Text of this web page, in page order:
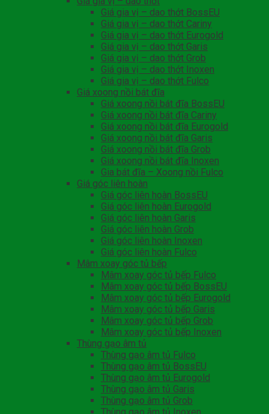
Giá gia vị – dao thớt BossEU
Giá gia vị – dao thớt Cariny
Giá gia vị – dao thớt Eurogold
Giá gia vị – dao thớt Garis
Giá gia vị – dao thớt Grob
Giá gia vị – dao thớt Inoxen
Giá gia vị – dao thớt Fulco
Giá xoong nồi bát đĩa
Giá xoong nồi bát đĩa BossEU
Giá xoong nồi bát đĩa Cariny
Giá xoong nồi bát đĩa Eurogold
Giá xoong nồi bát đĩa Garis
Giá xoong nồi bát đĩa Grob
Giá xoong nồi bát đĩa Inoxen
Gia bát đĩa – Xoong nồi Fulco
Giá góc liên hoàn
Giá góc liên hoàn BossEU
Giá góc liên hoàn Eurogold
Giá góc liên hoàn Garis
Giá góc liên hoàn Grob
Giá góc liên hoàn Inoxen
Giá góc liên hoàn Fulco
Mâm xoay góc tủ bếp
Mâm xoay góc tủ bếp Fulco
Mâm xoay góc tủ bếp BossEU
Mâm xoay góc tủ bếp Eurogold
Mâm xoay góc tủ bếp Garis
Mâm xoay góc tủ bếp Grob
Mâm xoay góc tủ bếp Inoxen
Thùng gạo âm tủ
Thùng gạo âm tủ Fulco
Thùng gạo âm tủ BossEU
Thùng gạo âm tủ Eurogold
Thùng gạo âm tủ Garis
Thùng gạo âm tủ Grob